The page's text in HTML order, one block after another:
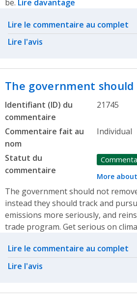
be. Lire davantage
Related actions
Lire le commentaire au complet
Lire l'avis
The government
Identifiant (ID) du
commentaire
21745
Commentaire fait au
nom
Individual
Statut du
commentaire
More
The government should not
instead they should track and
emissions more seriously, and
trade program. Get serious on
Related actions
Lire le commentaire au complet
Lire l'avis